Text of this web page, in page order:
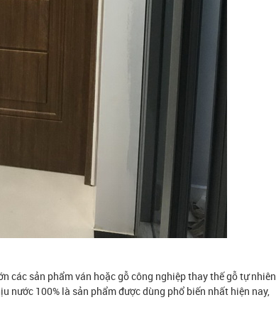
các sản phẩm ván hoặc gỗ công nghiệp thay thế gỗ tự nhiên
nước 100% là sản phẩm được dùng phổ biến nhất hiện nay,